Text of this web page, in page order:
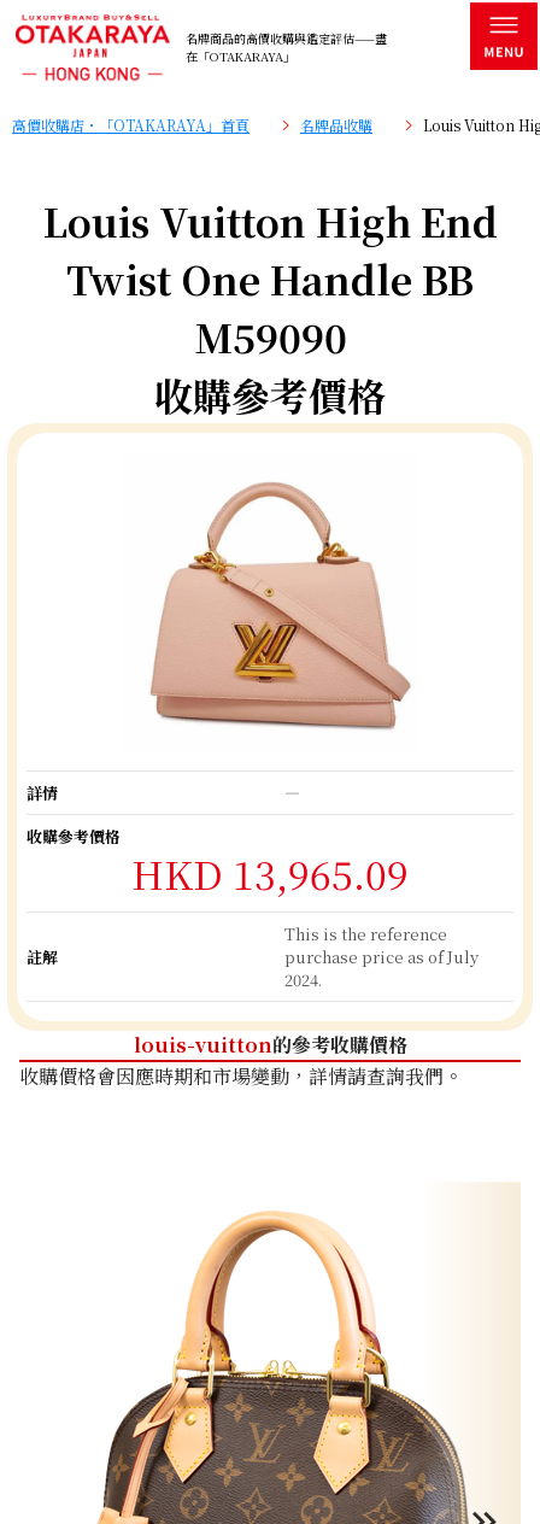
名牌商品的高價收購與鑑定評估——盡
在「OTAKARAYA」
高價收購店・「OTAKARAYA」首頁 名牌品收購 Louis Vuitton
Louis Vuitton High End
Twist One Handle BB
M59090
收購參考價格
詳情
―
收購參考價格
HKD 13,965.09
註解
This is the reference
purchase price as of July
2024.
louis-vuitton的參考收購價格
收購價格會因應時期和市場變動，詳情請查詢我們。